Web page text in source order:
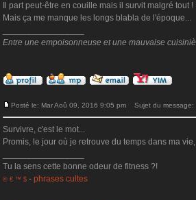
Il part peut-être en couille mais il survit malgré tout !
Mais ça me manque les longs blabla de l'époque...
Entre une empoisonneuse et une mauvaise
Posté le: Mar Aoû 09, 2016 9:05 pm Sujet du message:
Survivre, c'est le mot...
Promis, le jour où je retrouve du temps dans ma
Tu la sens cette bonne odeur de fitness ?!
© € ™ $ - phrases cultes